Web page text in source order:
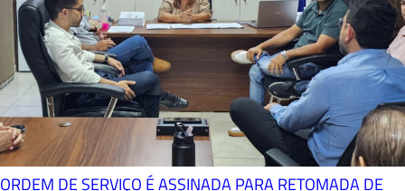
ORDEM DE SERVIÇO É ASSINADA PARA RETOMADA DE